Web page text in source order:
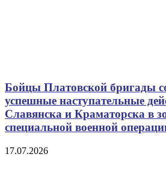
Бойцы Платовской бригады
успешные наступательные
Славянска и Краматорска в
специальной военной
17.07.2026